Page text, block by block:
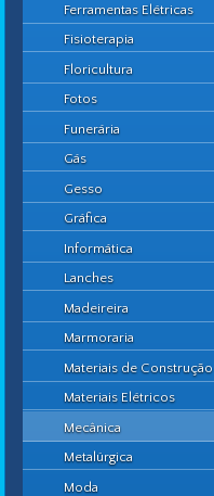
Ferramentas Elétricas
Fisioterapia
Floricultura
Fotos
Funerária
Gás
Gesso
Gráfica
Informática
Lanches
Madeireira
Marmoraria
Materiais de Construção
Materiais Elétricos
Mecânica
Metalúrgica
Moda